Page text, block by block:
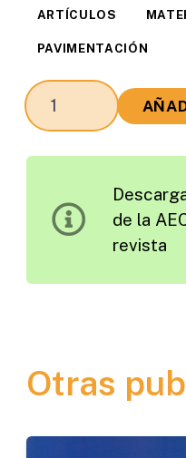
ARTÍCULOS
PAVIMENTACIÓN
Estabilización
de
Actuacionesde la
revista
Otras